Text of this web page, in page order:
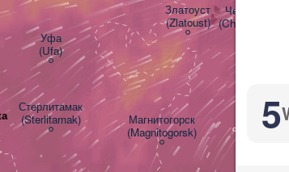
5
Уфа
(Ufa)
Стерлитамак
(Sterlitamak)
Челябинск
(Chelyabinsk)
Златоуст
(Zlatoust)
Магнитогорск
(Magnitogorsk)